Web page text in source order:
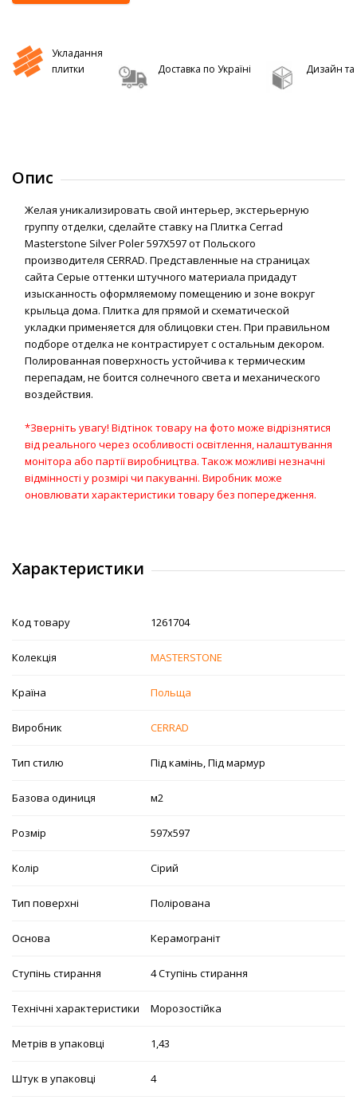
Укладання
плитки
Доставка по Україні Дизайн та
Опис
Желая уникализировать свой интерьер, экстерьерную
группу отделки, сделайте ставку на Плитка Cerrad
Masterstone Silver Poler 597Х597 от Польского
производителя CERRAD. Представленные на страницах
сайта Серые оттенки штучного материала придадут
изысканность оформляемому помещению и зоне вокруг
крыльца дома. Плитка для прямой и схематической
укладки применяется для облицовки стен. При правильном
подборе отделка не контрастирует с остальным декором.
Полированная поверхность устойчива к термическим
перепадам, не боится солнечного света и механического
воздействия.
*Зверніть увагу! Відтінок товару на фото може відрізнятися
від реального через особливості освітлення, налаштування
монітора або партії виробництва. Також можливі незначні
відмінності у розмірі чи пакуванні. Виробник може
оновлювати характеристики товару без попередження.
Характеристики
Код товару 1261704
Колекція MASTERSTONE
Країна Польща
Виробник CERRAD
Тип стилю Під камінь, Під мармур
Базова одиниця м2
Розмір 597х597
Колір Сірий
Тип поверхні Полірована
Основа Керамограніт
Ступінь стирання 4 Ступінь стирання
Технічні характеристики Морозостійка
Метрів в упаковці 1,43
Штук в упаковці 4